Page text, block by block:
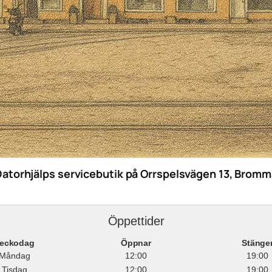
servicebutik på Orrspelsvägen 13,
Öppettider
Öppnar
12:00
19:00
Tisdag
12:00 19:00